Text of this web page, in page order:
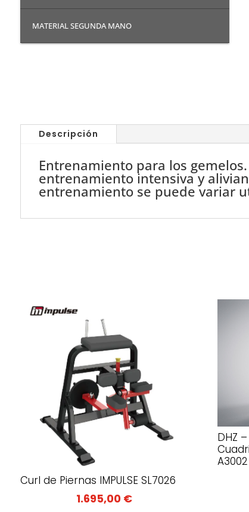
MATERIAL SEGUNDA MANO
Descripción
Entrenamiento para los
entrenamiento intensiva y
entrenamiento se puede variar
Curl de Piernas IMPULSE SL7026
1.695,00 €
DHZ
A3002